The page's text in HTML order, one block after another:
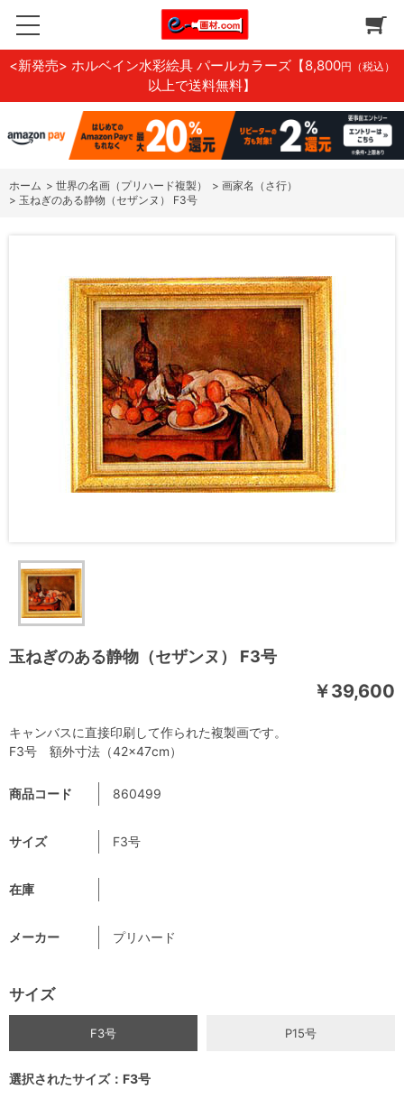
<新発売> ホルベイン水彩絵具 パールカラーズ 【8,800円（税込）
以上で送料無料】
ホーム > 世界の名画（プリハード複製） > 画家名（さ行）
> 玉ねぎのある静物（セザンヌ） F3号
玉ねぎのある静物（セザンヌ） F3号
￥39,600
商品コード 860499
サイズ F3号
在庫
メーカー プリハード
サイズ
F3号 P15号
選択されたサイズ：F3号
キャンバスに直接印刷して作られた複製画です。
F3号 額外寸法（42×47cm）